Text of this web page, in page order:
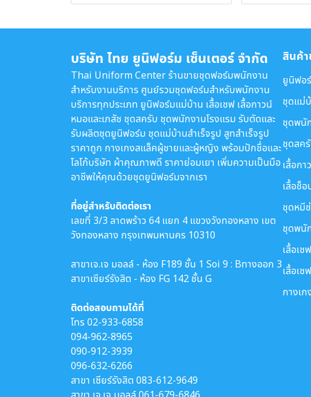
บริษัท ไทย ยูนิฟอร์ม เซ็นเตอร์ จำกัด
Thai Uniform Center ร้านขายชุดฟอร์มพนักงาน
สำหรับงานบริการ ศูนย์รวมชุดฟอร์มสำหรับพนักงาน
บริการทุกประเภท ยูนิฟอร์มแม่บ้าน เสื้อเชฟ เสื้อกาวน์
หมอและเภสัช ชุดสครับ ชุดพนักงานโรงแรม รับตัดและ
รับผลิตชุดยูนิฟอร์ม ชุดแม่บ้านสำเร็จรูป สูทสำเร็จรูป
ราคาถูก กางเกงสแล็คผู้ชายและผู้หญิง พร้อมปักชื่อและ
โลโก้บริษัท ผ้าคุณภาพดี ราคาย่อมเยา เพิ่มความเป็นมือ
อาชีพให้คุณด้วยชุดยูนิฟอร์มจากเรา
ที่อยู่สำหรับติดต่อเรา
เลขที่ 3/3 ลาดพร้าว 64 แยก 4 แขวงวังทองหลาง เขต
วังทองหลาง กรุงเทพมหานคร 10310
สาขาเจ.เจ มอลล์ - ห้อง F189 ชั้น 1 Soi 9 : Bทางออก 3
สาขาเซียร์รังสิต - ห้อง FG 142 ชั้น G
ติดต่อสอบถามได้ที่
โทร02-933-6858
094-962-8965
090-912-3939
096-632-6266
สาขา เซียร์รังสิต 083-612-9649
สาขา เจ.เจ มอลล์061-679-6846
สินค้า
ยูนิฟอ
ชุดแม่
ชุดพนั
ชุดสค
เสื้อกา
เสื้อช็อ
ชุดหมี
ชุดพนั
เสื้อเชฟ
เสื้อเ
กางเ